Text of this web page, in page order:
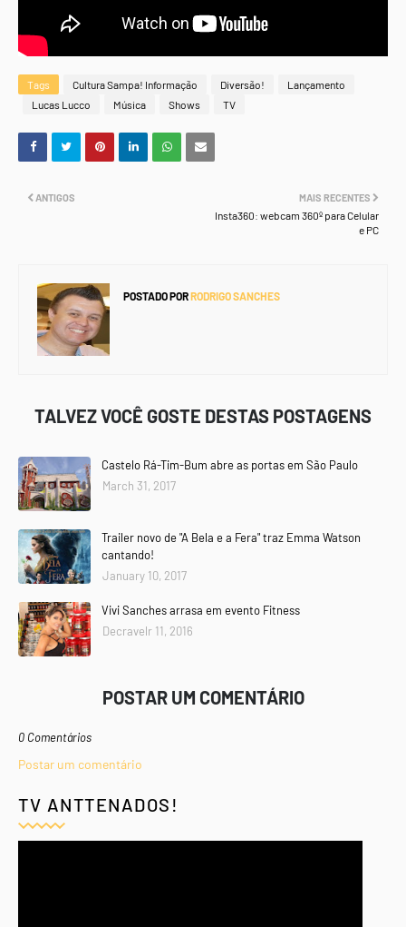
Tags Cultura Sampa! Informação Diversão!
Lançamento
Lucas Lucco
Música Shows TV
MAIS RECENTES
Insta360: webcam 360º para Celular
e PC
ANTIGOS
POSTADO PORRODRIGO SANCHES
TALVEZ VOCÊ GOSTE DESTAS POSTAGENS
Castelo Rá-Tim-Bum abre as portas em São Paulo
March 31, 2017
Trailer novo de "A Bela e a Fera" traz Emma Watson
cantando!
January 10, 2017
Vivi Sanches arrasa em evento Fitness
Decravelr 11, 2016
POSTAR UM COMENTÁRIO
0 Comentários
Postar um comentário
TV ANTTENADOS!